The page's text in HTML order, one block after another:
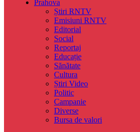
Prahova
Știri RNTV
Emisiuni RNTV
Editorial
Social
Reportaj
Educație
Sănătate
Cultura
Știri Video
Politic
Campanie
Diverse
Bursa de valori